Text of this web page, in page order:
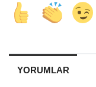
YORUMLAR